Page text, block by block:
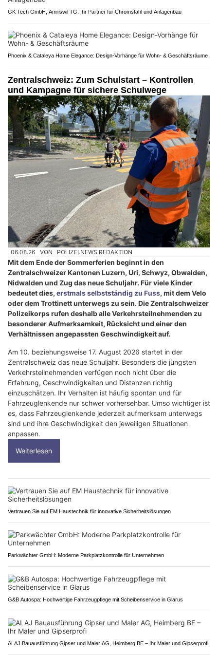
GK Tech GmbH, Amriswil TG: Ihr Partner für Chromstahl und Anlagenbau
Phoenix & Cataleya Home Elegance: Design-Vorhänge für Wohn- & Geschäftsräume
Zentralschweiz: Zum Schulstart – Kontrollen
und Kampagne für sichere Schulwege
06.08.26 VON POLIZEI.NEWS REDAKTION
Mit dem Ende der Sommerferien beginnt in den
Zentralschweizer Kantonen Luzern, Uri, Schwyz, Obwalden,
Nidwalden und Zug das neue Schuljahr. Für viele Kinder
bedeutet dies, erstmals selbstständig zu Fuss, mit dem Velo
oder dem Trottinett unterwegs zu sein. Die Zentralschweizer
Polizeikorps rufen deshalb alle Verkehrsteilnehmenden zu
besonderer Aufmerksamkeit, Rücksicht und einer den
Verhältnissen angepassten Geschwindigkeit auf.
Am 10. beziehungsweise 17. August 2026 startet in der
Zentralschweiz das neue Schuljahr. Besonders die jüngsten
Verkehrsteilnehmenden verfügen noch nicht über die
Erfahrung, Geschwindigkeiten und Distanzen richtig
einzuschätzen. Ihr Verhalten ist häufig spontan und für
Fahrzeuglenkende nur schwer vorhersehbar. Umso wichtiger ist
es, dass Fahrzeuglenkende jederzeit aufmerksam unterwegs
sind und ihre Geschwindigkeit den jeweiligen Situationen
anpassen.
Weiterlesen
Vertrauen Sie auf EM Haustechnik für innovative Sicherheitslösungen
Parkwächter GmbH: Moderne Parkplatzkontrolle für Unternehmen
G&B Autospa: Hochwertige Fahrzeugpflege mit Scheibenservice in Glarus
ALAJ Bauausführung Gipser und Maler AG, Heimberg BE – Ihr Maler und Gipserprofi